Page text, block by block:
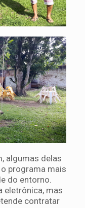
algumas delas
programa mais
do entorno.
eletrônica, mas
contratar